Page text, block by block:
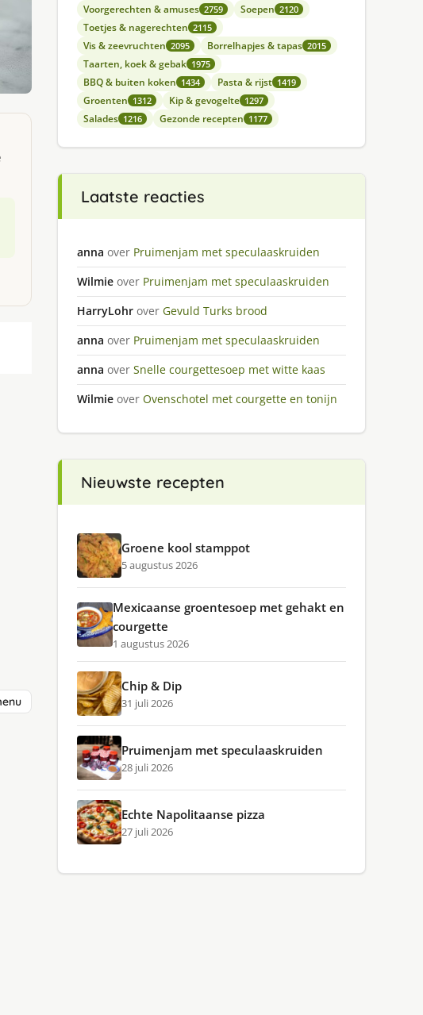
Voorgerechten & amuses 2759 Soepen 2120
Toetjes & nagerechten 2115
Vis & zeevruchten 2095 Borrelhapjes & tapas 2015
Taarten, koek & gebak 1975
BBQ & buiten koken 1434 Pasta & rijst 1419
Groenten 1312 Kip & gevogelte 1297
Salades 1216 Gezonde recepten 1177
Laatste reacties
anna over Pruimenjam met speculaaskruiden
Wilmie over Pruimenjam met speculaaskruiden
HarryLohr over Gevuld Turks brood
anna over Pruimenjam met speculaaskruiden
anna over Snelle courgettesoep met witte kaas
Wilmie over Ovenschotel met courgette en tonijn
Nieuwste recepten
Groene kool stamppot
5 augustus 2026
Mexicaanse groentesoep met gehakt en
courgette
1 augustus 2026
Chip & Dip
31 juli 2026
Pruimenjam met speculaaskruiden
28 juli 2026
Echte Napolitaanse pizza
27 juli 2026